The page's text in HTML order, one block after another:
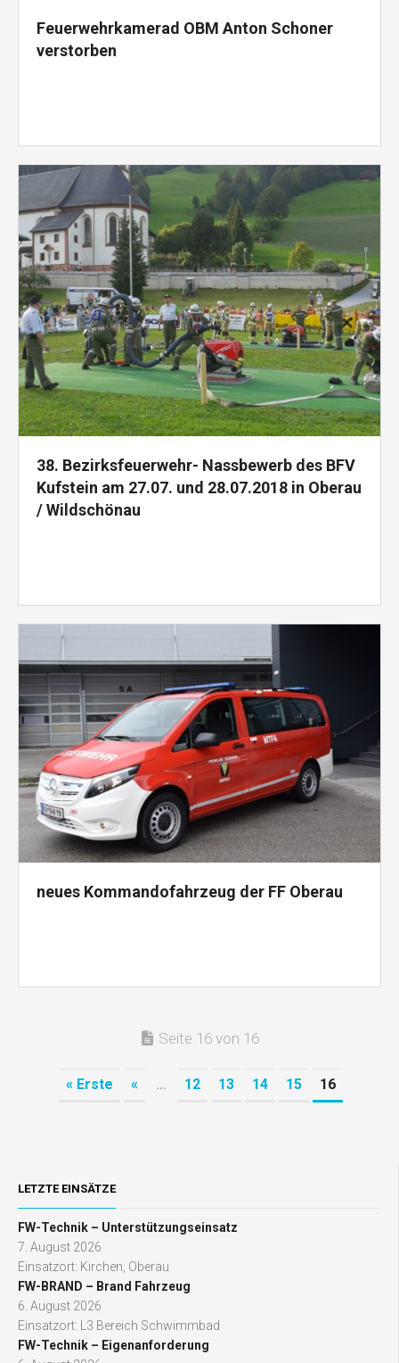
Feuerwehrkamerad OBM Anton Schoner
verstorben
38. Bezirksfeuerwehr- Nassbewerb des BFV
Kufstein am 27.07. und 28.07.2018 in Oberau
/ Wildschönau
neues Kommandofahrzeug der FF Oberau
Seite 16 von 16
« Erste « ... 12 13 14 15 16
LETZTE EINSÄTZE
FW-Technik – Unterstützungseinsatz
7. August 2026
Einsatzort: Kirchen, Oberau
FW-BRAND – Brand Fahrzeug
6. August 2026
Einsatzort: L3 Bereich Schwimmbad
FW-Technik – Eigenanforderung